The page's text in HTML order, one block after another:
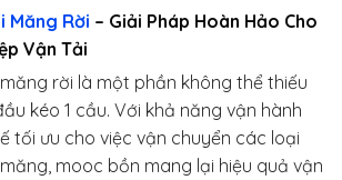
Măng Rời – Giải Pháp Hoàn Hảo Cho
Vận Tải
rời là một phần không thể thiếu
kéo 1 cầu. Với khả năng vận hành
tối ưu cho việc vận chuyển các loại
mooc bồn mang lại hiệu quả vận